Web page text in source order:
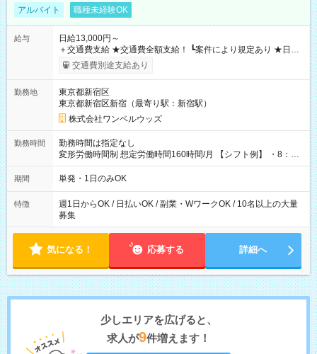
アルバイト 職種未経験OK
給与
日給13,000円～
＋交通費支給 ★交通費全額支給！ ┗案件により規定あり ★日払
いOK！（規定あり） ┗働いたその日に現金GET♪ お仕事後はコ
ンビニATMから 日払い分を引き落とせます！ 【試用期間】試
交通費別途支給あり
勤務地
東京都新宿区
東京都新宿区新宿（最寄り駅：新宿駅）
株式会社ワンベルウッズ
勤務時間
勤務時間は指定なし
変形労働時間制 想定労働時間160時間/月 【シフト例】 ・8：00
～21：00
期間 単発・1日のみOK
特徴
週1日からOK / 日払いOK / 副業・WワークOK / 10名以上の大量
募集
気になる！ 応募する 詳細へ
少しエリアを広げると、
求人が9件増えます！